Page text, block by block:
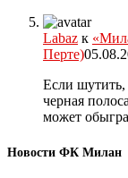
Labaz к
Перте)
Если шутить,
черная
может
Новости ФК Милан